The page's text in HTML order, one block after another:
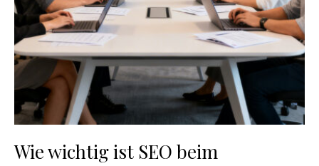
Wie wichtig ist SEO beim